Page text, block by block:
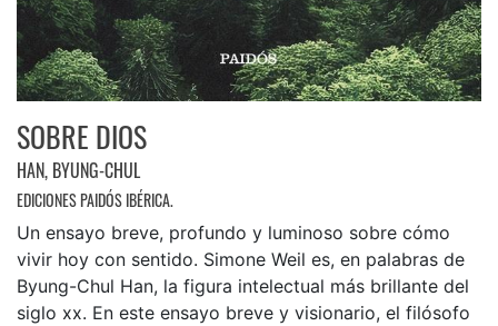
SOBRE DIOS
HAN, BYUNG-CHUL
EDICIONES PAIDÓS IBÉRICA.
Un ensayo breve, profundo y luminoso sobre cómo
vivir hoy con sentido. Simone Weil es, en palabras de
Byung-Chul Han, la figura intelectual más brillante del
siglo xx. En este ensayo breve y visionario, el filósofo